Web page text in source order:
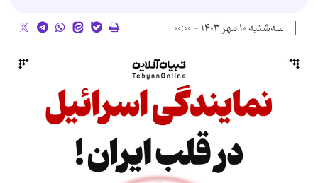
سه‌شنبه ۱۰ مهر ۱۴۰۳ - ۰۰:۰۰